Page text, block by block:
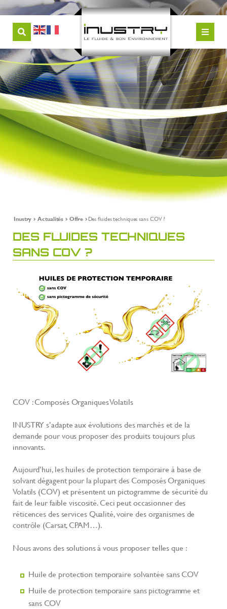
Inustry Actualités Offre Des fluides techniques sans COV ?
DES FLUIDES TECHNIQUES
SANS COV ?
COV : Composés Organiques Volatils
INUSTRY s’adapte aux évolutions des marchés et de la
demande pour vous proposer des produits toujours plus
innovants.
Aujourd’hui, les huiles de protection temporaire à base de
solvant dégagent pour la plupart des Composés Organiques
Volatils (COV) et présentent un pictogramme de sécurité du
fait de leur faible viscosité. Ceci peut occasionner des
réticences des services Qualité, voire des organismes de
contrôle (Carsat, CPAM…).
Nous avons des solutions à vous proposer telles que :
Huile de protection temporaire solvantée sans COV
Huile de protection temporaire sans pictogramme et
sans COV